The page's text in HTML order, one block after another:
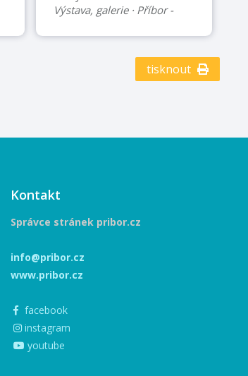
Výstava, galerie · Příbor -
McAdam Freud, náměstí
Sigmunda Freuda každýtisknout
Kontakt
Správce stránek pribor.cz
info@pribor.cz
www.pribor.cz
facebook
instagram
youtube